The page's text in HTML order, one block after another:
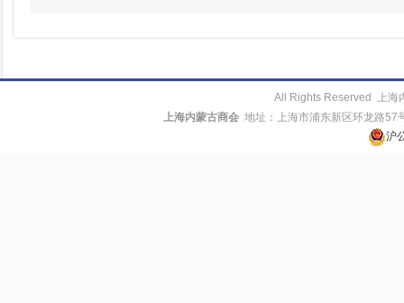
All Rights Reserved 上
上海内蒙古商会 地址：上海市浦东新区环龙路
沪